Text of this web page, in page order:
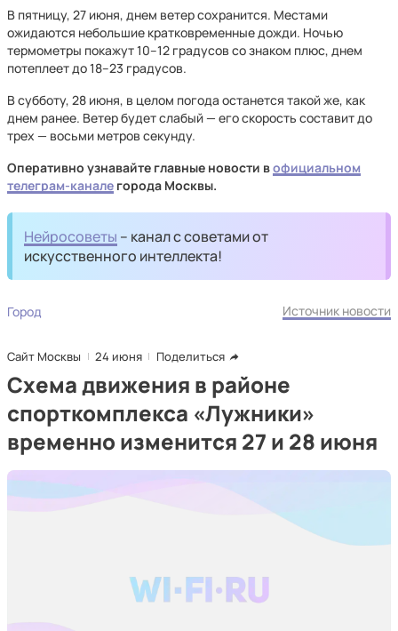
В пятницу, 27 июня, днем ветер сохранится. Местами
ожидаются небольшие кратковременные дожди. Ночью
термометры покажут 10–12 градусов со знаком плюс, днем
потеплеет до 18–23 градусов.
В субботу, 28 июня, в целом погода останется такой же, как
днем ранее. Ветер будет слабый — его скорость составит до
трех — восьми метров секунду.
Оперативно узнавайте главные новости вофициальном
телеграм-канале города Москвы.
Нейросоветы – канал с советами от
искусственного интеллекта!
Город Источник новости
Сайт Москвы 24 июня Поделиться
Схема движения в районе
спорткомплекса «Лужники»
временно изменится 27 и 28 июня